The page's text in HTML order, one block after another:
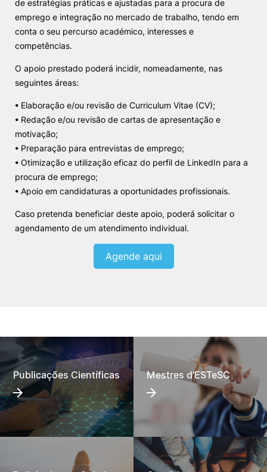
de estratégias práticas e ajustadas para a procura de
emprego e integração no mercado de trabalho, tendo em
conta o seu percurso académico, interesses e
competências.
O apoio prestado poderá incidir, nomeadamente, nas
seguintes áreas:
• Elaboração e/ou revisão de Curriculum Vitae (CV);
• Redação e/ou revisão de cartas de apresentação e
motivação;
• Preparação para entrevistas de emprego;
• Otimização e utilização eficaz do perfil de LinkedIn para a
procura de emprego;
• Apoio em candidaturas a oportunidades profissionais.
Caso pretenda beneficiar deste apoio, poderá solicitar o
agendamento de um atendimento individual.
Agende aqui
Publicações Científicas Mestres d'ESTeSC